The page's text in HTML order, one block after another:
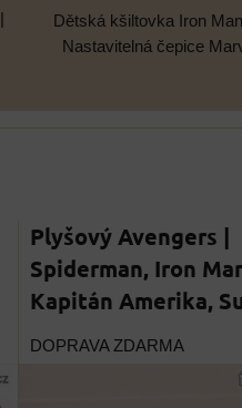
Dětská kšiltovka Iron
Nastavitelná čepice
Plyšový Avengers |
Spiderman, Iron
Kapitán Amerika,
DOPRAVA ZDARMA